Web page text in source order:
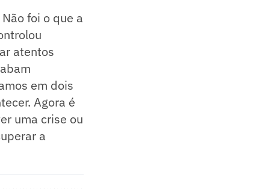
foi o que a
atentos
em dois
Agora é
uma crise ou
a